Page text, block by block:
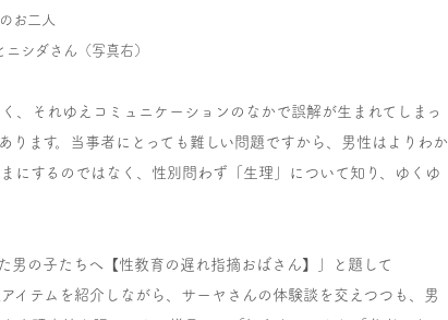
お二人
シダさん（写真右）
、それゆえコミュニケーションのなかで誤解が生まれてしまっ
ます。当事者にとっても難しい問題ですから、男性はよりわか
にするのではなく、性別問わず「生理」について知り、ゆくゆ
男の子たちへ【性教育の遅れ指摘おばさん】」と題して
イテムを紹介しながら、サーヤさんの体験談を交えつつも、男